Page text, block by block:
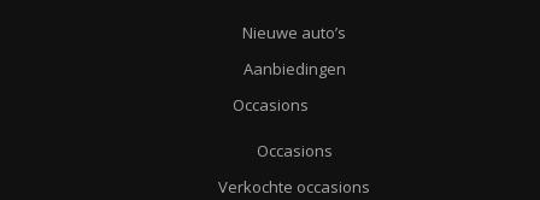
Nieuwe auto’s
Aanbiedingen
Occasions
Occasions
Verkochte occasions